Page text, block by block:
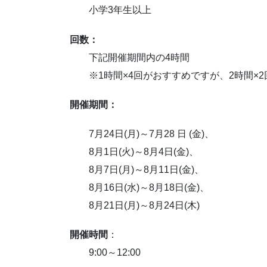
小学3年生以上
回数：
下記開催期間内の4時間
※1時間×4回がおすすめですが、2時間×2
開催期間：
7月24日(月)～7月28 日 (金)、
8月1日(火)～8月4日(金)、
8月7日(月)～8月11日(金)、
8月16日(水)～8月18日(金)、
8月21日(月)～8月24日(木)
開催時間 ：
9:00～12:00